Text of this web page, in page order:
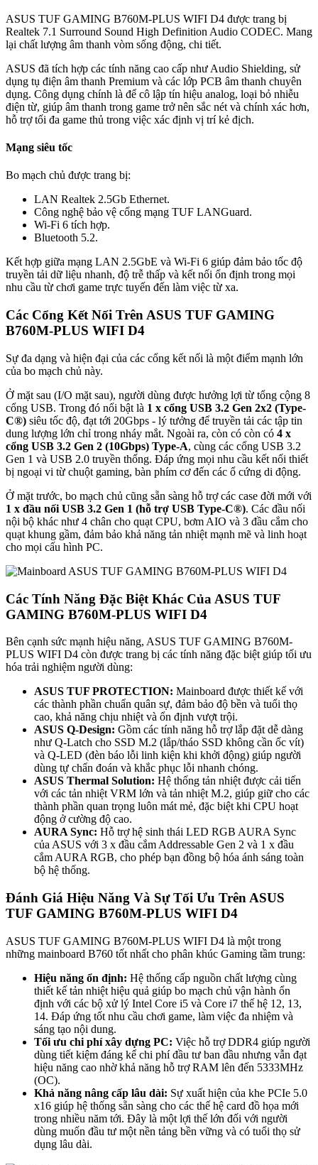
ASUS TUF GAMING B760M-PLUS WIFI D4 được trang bị
Realtek 7.1 Surround Sound High Definition Audio CODEC. Mang
lại chất lượng âm thanh vòm sống động, chi tiết.
ASUS đã tích hợp các tính năng cao cấp như Audio Shielding, sử
dụng tụ điện âm thanh Premium và các lớp PCB âm thanh chuyên
dụng. Công dụng chính là để cô lập tín hiệu analog, loại bỏ nhiễu
điện từ, giúp âm thanh trong game trở nên sắc nét và chính xác hơn,
hỗ trợ tối đa game thủ trong việc xác định vị trí kẻ địch.
Mạng siêu tốc
Bo mạch chủ được trang bị:
LAN Realtek 2.5Gb Ethernet.
Công nghệ bảo vệ cổng mạng TUF LANGuard.
Wi-Fi 6 tích hợp.
Bluetooth 5.2.
Kết hợp giữa mạng LAN 2.5GbE và Wi-Fi 6 giúp đảm bảo tốc độ
truyền tải dữ liệu nhanh, độ trễ thấp và kết nối ổn định trong mọi
nhu cầu từ chơi game trực tuyến đến làm việc từ xa.
Các Cổng Kết Nối Trên ASUS TUF GAMING
B760M-PLUS WIFI D4
Sự đa dạng và hiện đại của các cổng kết nối là một điểm mạnh lớn
của bo mạch chủ này.
Ở mặt sau (I/O mặt sau), người dùng được hưởng lợi từ tổng cộng 8
cổng USB. Trong đó nổi bật là 1 x cổng USB 3.2 Gen 2x2 (Type-
C®) siêu tốc độ, đạt tới 20Gbps - lý tưởng để truyền tải các tập tin
dung lượng lớn chỉ trong nháy mắt. Ngoài ra, còn có còn có 4 x
cổng USB 3.2 Gen 2 (10Gbps) Type-A, cùng các cổng USB 3.2
Gen 1 và USB 2.0 truyền thống. Đáp ứng mọi nhu cầu kết nối thiết
bị ngoại vi từ chuột gaming, bàn phím cơ đến các ổ cứng di động.
Ở mặt trước, bo mạch chủ cũng sẵn sàng hỗ trợ các case đời mới với
1 x đầu nối USB 3.2 Gen 1 (hỗ trợ USB Type-C®). Các đầu nối
nội bộ khác như 4 chân cho quạt CPU, bơm AIO và 3 đầu cắm cho
quạt khung gầm, đảm bảo khả năng tản nhiệt mạnh mẽ và linh hoạt
cho mọi cấu hình PC.
Các Tính Năng Đặc Biệt Khác Của ASUS TUF
GAMING B760M-PLUS WIFI D4
Bên cạnh sức mạnh hiệu năng, ASUS TUF GAMING B760M-
PLUS WIFI D4 còn được trang bị các tính năng đặc biệt giúp tối ưu
hóa trải nghiệm người dùng:
ASUS TUF PROTECTION: Mainboard được thiết kế với
các thành phần chuẩn quân sự, đảm bảo độ bền và tuổi thọ
cao, khả năng chịu nhiệt và ổn định vượt trội.
ASUS Q-Design: Gồm các tính năng hỗ trợ lắp đặt dễ dàng
như Q-Latch cho SSD M.2 (lắp/tháo SSD không cần ốc vít)
và Q-LED (đèn báo lỗi linh kiện khi khởi động) giúp người
dùng tự chẩn đoán và khắc phục lỗi nhanh chóng.
ASUS Thermal Solution: Hệ thống tản nhiệt được cải tiến
với các tản nhiệt VRM lớn và tản nhiệt M.2, giúp giữ cho các
thành phần quan trọng luôn mát mẻ, đặc biệt khi CPU hoạt
động ở cường độ cao.
AURA Sync: Hỗ trợ hệ sinh thái LED RGB AURA Sync
của ASUS với 3 x đầu cắm Addressable Gen 2 và 1 x đầu
cắm AURA RGB, cho phép bạn đồng bộ hóa ánh sáng toàn
bộ hệ thống.
Đánh Giá Hiệu Năng Và Sự Tối Ưu Trên ASUS
TUF GAMING B760M-PLUS WIFI D4
ASUS TUF GAMING B760M-PLUS WIFI D4 là một trong
những mainboard B760 tốt nhất cho phân khúc Gaming tầm trung:
Hiệu năng ổn định: Hệ thống cấp nguồn chất lượng cùng
thiết kế tản nhiệt hiệu quả giúp bo mạch chủ vận hành ổn
định với các bộ xử lý Intel Core i5 và Core i7 thế hệ 12, 13,
14. Đáp ứng tốt nhu cầu chơi game, làm việc đa nhiệm và
sáng tạo nội dung.
Tối ưu chi phí xây dựng PC: Việc hỗ trợ DDR4 giúp người
dùng tiết kiệm đáng kể chi phí đầu tư ban đầu nhưng vẫn đạt
hiệu năng cao nhờ khả năng hỗ trợ RAM lên đến 5333MHz
(OC).
Khả năng nâng cấp lâu dài: Sự xuất hiện của khe PCIe 5.0
x16 giúp hệ thống sẵn sàng cho các thế hệ card đồ họa mới
trong nhiều năm tới. Đây là một lợi thế lớn đối với người
dùng muốn đầu tư một nền tảng bền vững và có tuổi thọ sử
dụng lâu dài.